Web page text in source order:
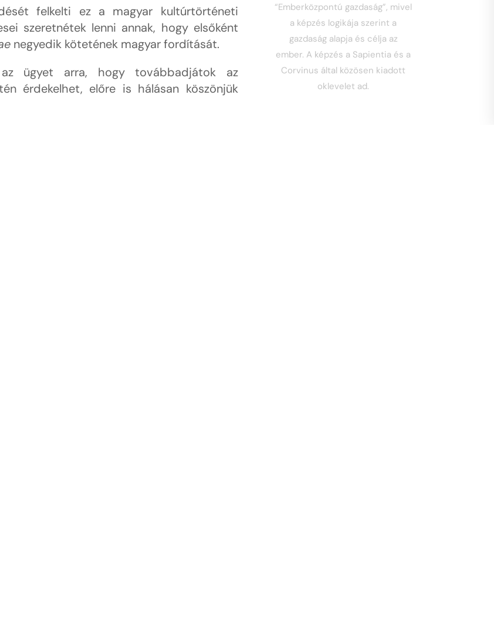
felkelti ez a magyar kultúrtörténeti
szeretnétek lenni annak, hogy elsőként
negyedik kötetének magyar fordítását.
ügyet arra, hogy továbbadjátok az
érdekelhet, előre is hálásan köszönjük
“Emberközpontú gazdaság”, mivel
a képzés logikája szerint a
gazdaság alapja és célja az
ember. A képzés a Sapientia és a
Corvinus által közösen kiadott
oklevelet ad.